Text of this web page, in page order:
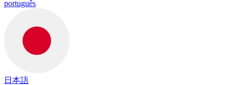
português
日本語